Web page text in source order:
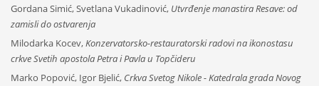
Gordana Simić, Svetlana Vukadinović, Utvrđenje manastira Resave: od
zamisli do ostvarenja
Milodarka Kocev,Konzervatorsko-restauratorski radovi na ikonostasu
crkve Svetih apostola Petra i Pavla u Topčideru
Marko Popović, Igor Bjelić, Crkva Svetog Nikole - Katedrala grada Novog